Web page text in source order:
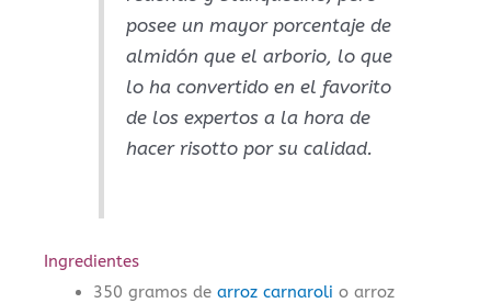
posee un mayor porcentaje de
almidón que el arborio, lo que
lo ha convertido en el favorito
de los expertos a la hora de
hacer risotto por su calidad.
Ingredientes
350 gramos dearroz carnaroli o arroz